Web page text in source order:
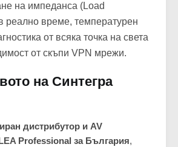
на импеданса (Load
реално време, температурен
от всяка точка на света
от скъпи VPN мрежи.
на Синтегра
дистрибутор и AV
Professional за България,